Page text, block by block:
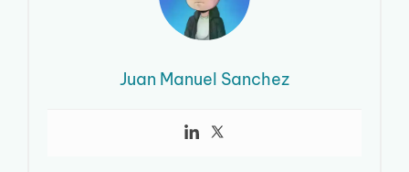
Juan Manuel Sanchez